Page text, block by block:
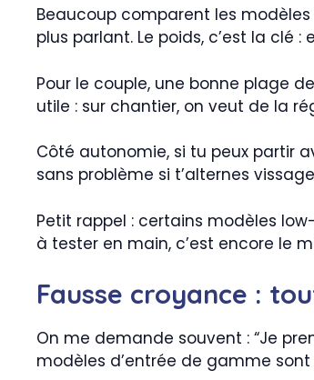
Beaucoup comparent les
plus parlant. Le poids, c’est la clé
Pour le couple, une bonne plage
utile : sur chantier, on veut de la
Côté autonomie, si tu peux partir
sans problème si t’alternes
Petit rappel : certains modèles
à tester en main, c’est encore le
Fausse croyance :
On me demande souvent : “Je
modèles d’entrée de gamme